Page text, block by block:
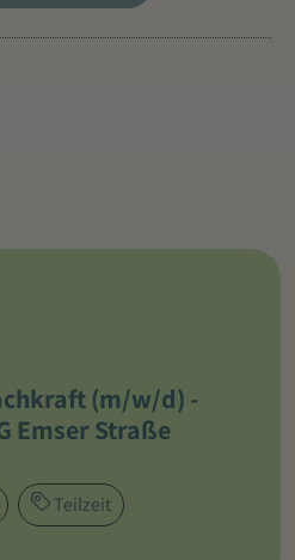
(m/w/d) -
Emser Straße
Teilzeit